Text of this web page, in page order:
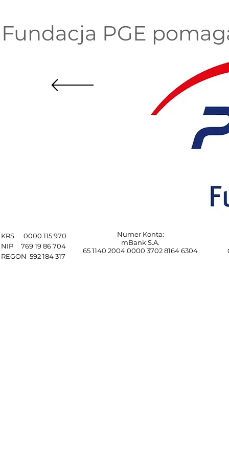
Fundacja PGE
KRS 0000 115 970
NIP 769 19 86 704
REGON 592 184 317
Numer Konta:
mBank S.A.
65 1140 2004 0000 3702 8164 6304